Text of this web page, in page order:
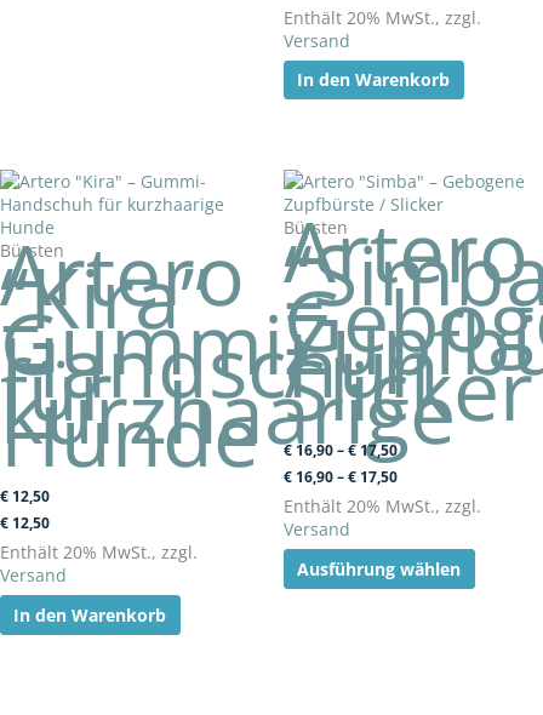
Enthält 20% MwSt., zzgl.
Versand
In den Warenkorb
Bürsten
Artero
“Kira”
–
Gummi-
Handschuh
für
kurzhaarige
Hunde
€ 12,50
€ 12,50
Enthält 20% MwSt., zzgl.
Versand
In den Warenkorb
Bürsten
Artero
–
/
Slicker
€ 16,90–€17,50
Preisspanne:
€ 16,90
bis
€ 17,50
€ 16,90–€ 17,50
Preisspanne:
€ 16,90
bis
€ 17,50
Enthält 20% MwSt., zzgl.
Versand
Ausführung wählen
Dieses
mehrere
auf.
Die
können
auf
der